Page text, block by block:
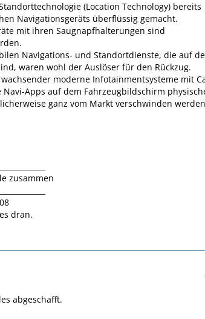
(Location Technology) bereits
Navigationsgeräts überflüssig gemacht.
mit ihren Saugnapfhalterungen sind
Navigations- und Standortdienste, die auf
waren wohl der Auslöser für den Rückzug.
moderne Infotainmentsysteme mit
Navi-Apps auf dem Fahrzeugbildschirm
ganz vom Markt verschwinden
zusammen
dran.
abgeschafft.